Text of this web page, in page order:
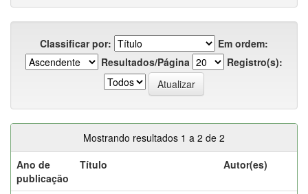
Classificar por:
Em ordem:
Resultados/Página
Registro(s):
Mostrando resultados 1 a 2 de 2
Ano de
publicação
Título Autor(es)